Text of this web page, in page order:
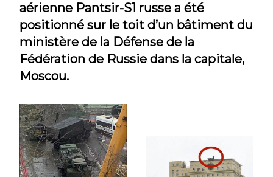
aérienne Pantsir-S1 russe a été
positionné sur le toit d’un bâtiment du
ministère de la Défense de la
Fédération de Russie dans la capitale,
Moscou.